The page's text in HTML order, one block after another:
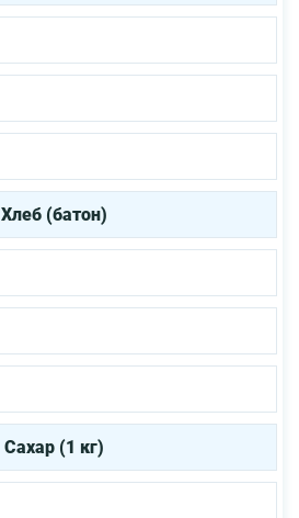
Хлеб (батон)
Сахар (1 кг)